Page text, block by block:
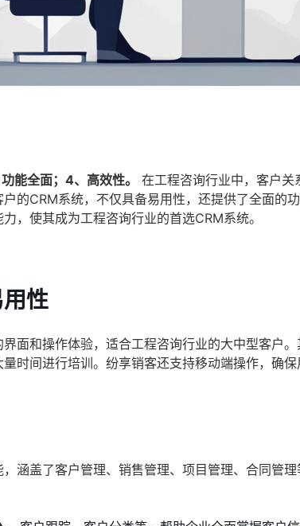
能全面；4、高效性。
在工程咨询行业中，客户
的CRM系统，不仅具备易用性，还提供了全面的
，使其成为工程咨询行业的首选CRM系统。
性
面和操作体验，适合工程咨询行业的大中型客户
时间进行培训。纷享销客还支持移动端操作，确
涵盖了客户管理、销售管理、项目管理、合同管